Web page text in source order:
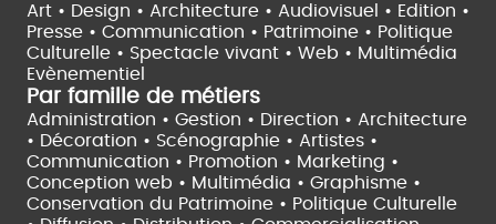
Art • Design • Architecture • Audiovisuel • Edition •
Presse • Communication • Patrimoine • Politique
Culturelle • Spectacle vivant • Web • Multimédia
Evènementiel
Par famille de métiers
Administration • Gestion • Direction • Architecture
• Décoration • Scénographie • Artistes •
Communication • Promotion • Marketing •
Conception web • Multimédia • Graphisme •
Conservation du Patrimoine • Politique Culturelle